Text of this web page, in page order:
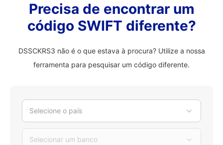
Precisa de encontrar um
código SWIFT diferente?
DSSCKRS3 não é o que estava à procura? Utilize a nossa
ferramenta para pesquisar um código diferente.
Selecione o país
Selecionar um banco